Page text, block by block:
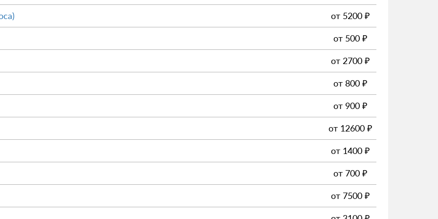
от 5200 ₽
от 500 ₽
от 2700 ₽
от 800 ₽
от 900 ₽
от 12600 ₽
от 1400 ₽
от 700 ₽
от 7500 ₽